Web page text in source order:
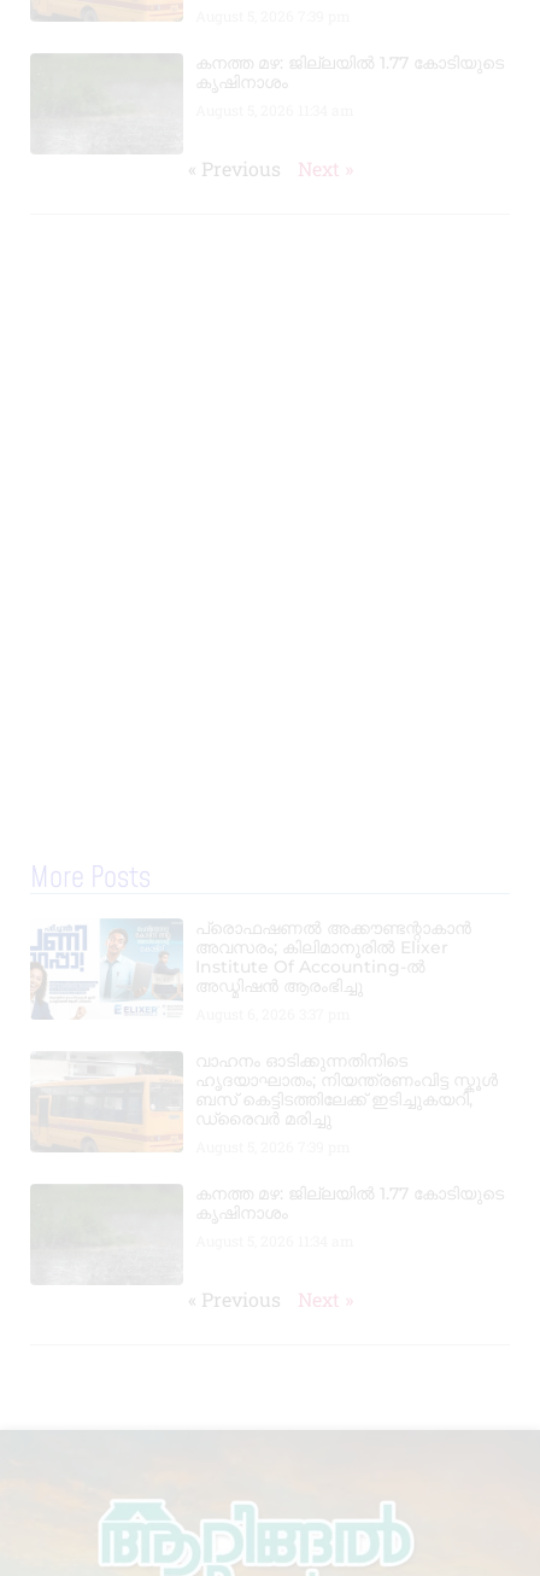
കനത്ത മഴ: ജില്ലയിൽ 1.77 കോടിയുടെ
കൃഷിനാശം
« Previous Next »
More Posts
പ്രൊഫഷണൽ അക്കൗണ്ടന്റാകാൻ
അവസരം; കിലിമാനൂരിൽ Elixer
Institute Of Accounting-ൽ
അഡ്മിഷൻ ആരംഭിച്ചു
വാഹനം ഓടിക്കുന്നതിനിടെ
ഹൃദയാഘാതം; നിയന്ത്രണംവിട്ട സ്കൂൾ
ബസ് കെട്ടിടത്തിലേക്ക് ഇടിച്ചുകയറി,
ഡ്രൈവർ മരിച്ചു
കനത്ത മഴ: ജില്ലയിൽ 1.77 കോടിയുടെ
കൃഷിനാശം
« Previous Next »